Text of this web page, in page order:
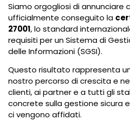
Siamo orgogliosi di annunciare
ufficialmente conseguito la
27001, lo standard
requisiti per un Sistema di
delle Informazioni (SGSI).
Questo risultato rappresenta
nostro percorso di crescita e
clienti, ai partner e a tutti gli
concrete sulla gestione sicura
ci vengono affidati.